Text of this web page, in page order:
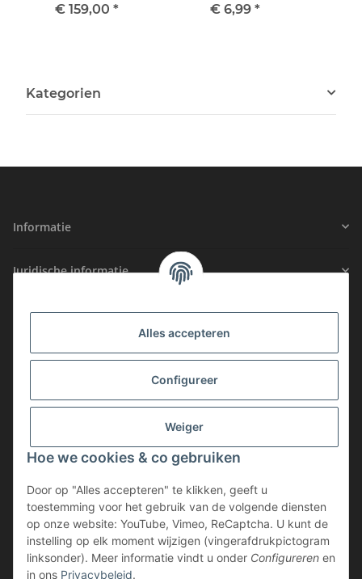
Alles accepteren
Configureer
Weiger
Hoe we cookies & co gebruiken
Door op "Alles accepteren" te klikken, geeft u
toestemming voor het gebruik van de volgende diensten
op onze website: YouTube, Vimeo, ReCaptcha. U kunt de
instelling op elk moment wijzigen (vingerafdrukpictogram
linksonder). Meer informatie vindt u onder Configureren en
in ons Privacybeleid.
€ 159,00 *
€ 6,99 *
Kategorien
Informatie
Juridische informatie
GECERTIFICEERDE VEILIGHEID
LIDMAATSCHAP
Contract ontbinden